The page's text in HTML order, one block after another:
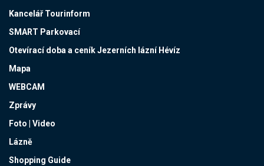
Kancelář Tourinform
SMART Parkovací
Otevírací doba a ceník Jezerních lázní Hévíz
Mapa
WEBCAM
Zprávy
Foto | Video
Lázně
Shopping Guide